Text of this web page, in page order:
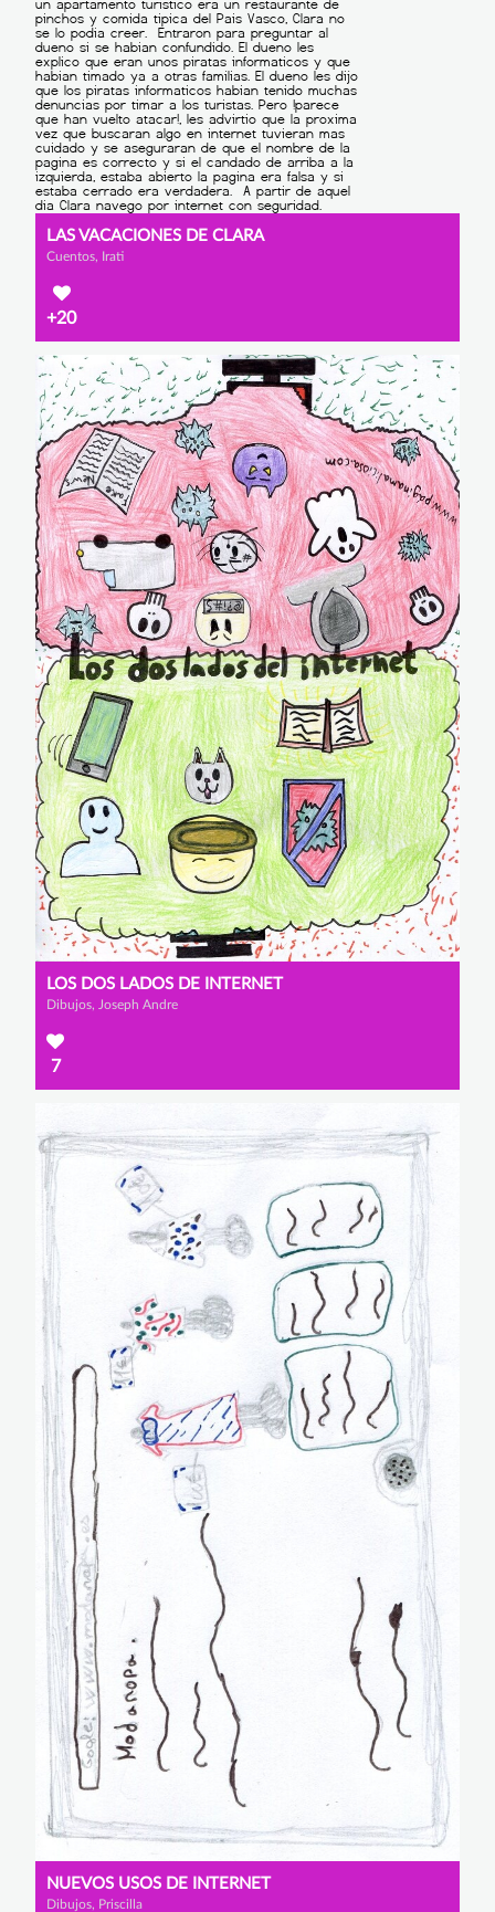
LAS VACACIONES DE CLARA
Cuentos, Irati
+20
LOS DOS LADOS DE INTERNET
Dibujos, Joseph Andre
7
NUEVOS USOS DE INTERNET
Dibujos, Priscilla